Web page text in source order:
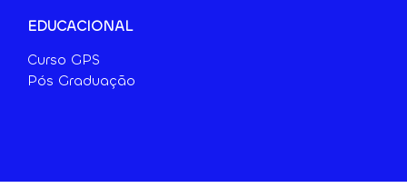
EDUCACIONAL
Curso GPS
Pós Graduação